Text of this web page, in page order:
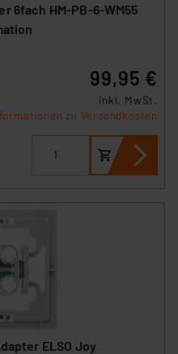
6fach HM-PB-6-WM55
99,95 €
inkl. MwSt.
zu Versandkosten
ELSO Joy